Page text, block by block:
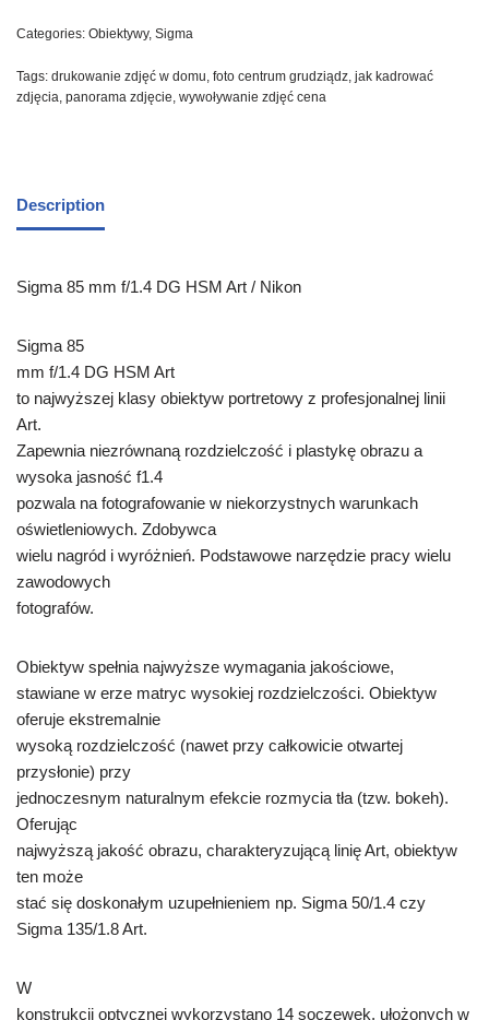
Categories: Obiektywy, Sigma
Tags: drukowanie zdjęć w domu foto centrum grudziądz jak kadrować
zdjęcia panorama zdjęcie wywoływanie zdjęć cena
Description
Sigma 85 mm f/1.4 DG HSM Art / Nikon
Sigma 85
mm f/1.4 DG HSM Art
to najwyższej klasy obiektyw portretowy z profesjonalnej linii
Art.
Zapewnia niezrównaną rozdzielczość i plastykę obrazu a
wysoka jasność f1.4
pozwala na fotografowanie w niekorzystnych warunkach
oświetleniowych. Zdobywca
wielu nagród i wyróżnień. Podstawowe narzędzie pracy wielu
zawodowych
fotografów.
Obiektyw spełnia najwyższe wymagania jakościowe,
stawiane w erze matryc wysokiej rozdzielczości. Obiektyw
oferuje ekstremalnie
wysoką rozdzielczość (nawet przy całkowicie otwartej
przysłonie) przy
jednoczesnym naturalnym efekcie rozmycia tła (tzw. bokeh).
Oferując
najwyższą jakość obrazu, charakteryzującą linię Art, obiektyw
ten może
stać się doskonałym uzupełnieniem np. Sigma 50/1.4 czy
Sigma 135/1.8 Art.
W
konstrukcji optycznej wykorzystano 14 soczewek, ułożonych w